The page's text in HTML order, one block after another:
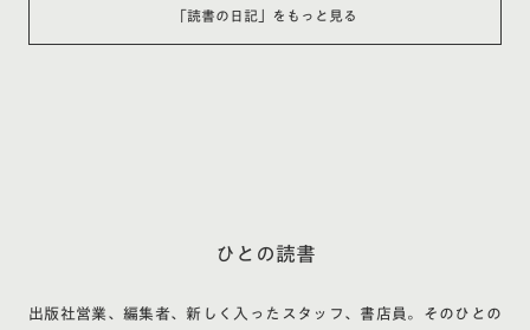
「読書の日記 」をもっと見る
ひとの読書
出版社営業、編集者、新しく入ったスタッフ、書店員。そのひとの